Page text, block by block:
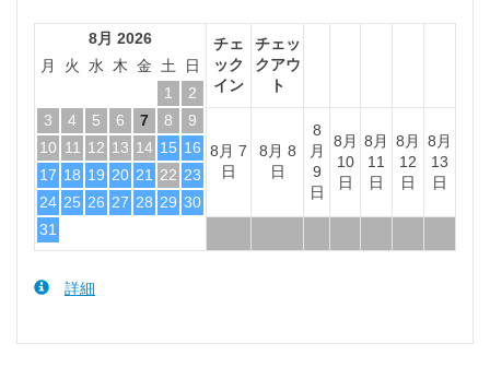
8月 2026
月
火 水 木 金 土
日
1
2
3
4 5 6 7 8
9
10 11 12 13 14 15 16
17 18 19 20 21 22 23
24 25 26 27 28 29 30
31
チェ
ック
イン
チェッ
クアウ
ト
8月 7
日
8月 8
日
8
月
9
日
8月
10
日
8月
11
日
8月
12
日
8月
13
日
詳細